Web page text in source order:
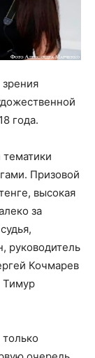
зрения
года.
Призовой
высокая
за
руководитель
Кочмарев
Тимур